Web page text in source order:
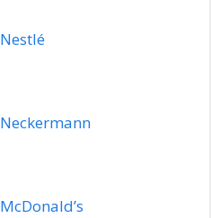
Nestlé
Neckermann
McDonald’s